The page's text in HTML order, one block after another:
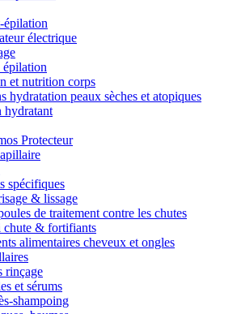
épilation
électrique
épilation
et nutrition corps
hydratation peaux sèches et atopiques
hydratant
Protecteur
spécifiques
& lissage
de traitement contre les chutes
chute & fortifiants
alimentaires cheveux et ongles
rinçage
et sérums
shampoing